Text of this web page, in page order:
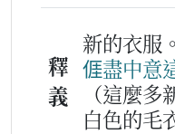
釋
義
新的衣服。
𠊎盡中意
（這麼
白色的毛